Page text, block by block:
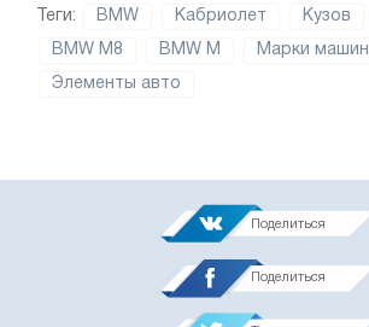
Теги: BMW Кабриолет Кузов
BMW M8 BMW M Марки машин
Элементы авто
Поделиться
Поделиться